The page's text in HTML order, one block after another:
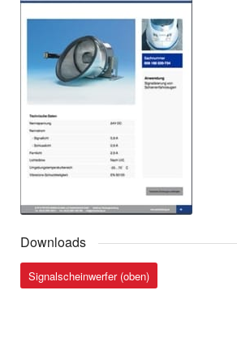
Downloads
Signalscheinwerfer (oben)
LED-Signalscheinwerfer ICx
LED-Signalleuchte ecoSL ICx
Hell-Dunkel LED-Scheinwerfer ICx
Signalleuchte ecoSL-LED (unten)
LED-Scheinwerfer CRH3
Scheinwerfer SW-LED (links und
Signalleuchte Desiro RUS (links und
Scheinwerfer Mitte (oben) Desiro